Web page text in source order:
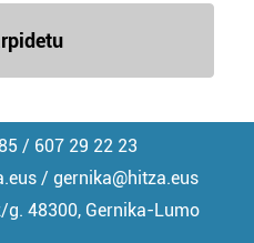
/ 607 29 22 23
/ gernika@hitza.eus
g. 48300, Gernika-Lumo